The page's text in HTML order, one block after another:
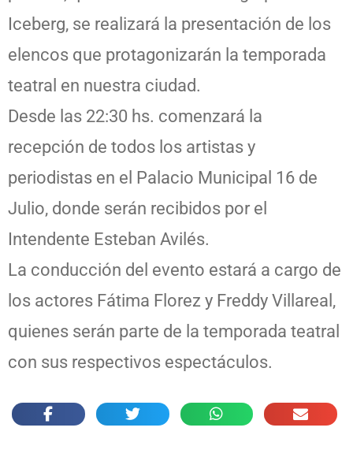
Iceberg, se realizará la presentación de los
elencos que protagonizarán la temporada
teatral en nuestra ciudad.
Desde las 22:30 hs. comenzará la
recepción de todos los artistas y
periodistas en el Palacio Municipal 16 de
Julio, donde serán recibidos por el
Intendente Esteban Avilés.
La conducción del evento estará a cargo de
los actores Fátima Florez y Freddy Villareal,
quienes serán parte de la temporada teatral
con sus respectivos espectáculos.